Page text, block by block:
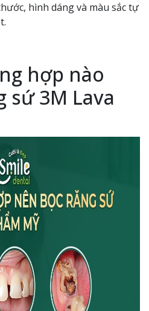
hình dáng và màu sắc tự
hợp nào
sứ 3M Lava